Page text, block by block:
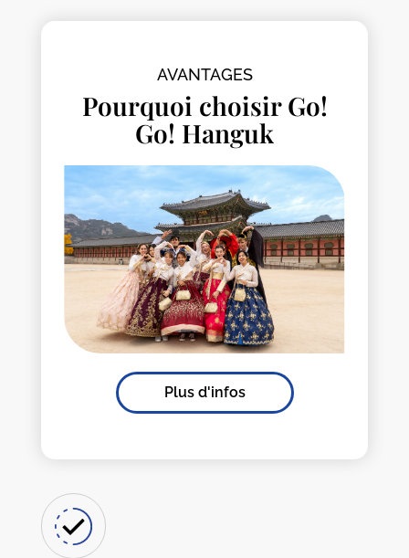
AVANTAGES
Pourquoi choisir Go!
Go! Hanguk
Plus d'infos